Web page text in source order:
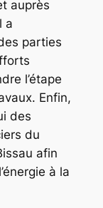
auprès
a
parties
l’étape
Enfin,
des
du
afin
à la